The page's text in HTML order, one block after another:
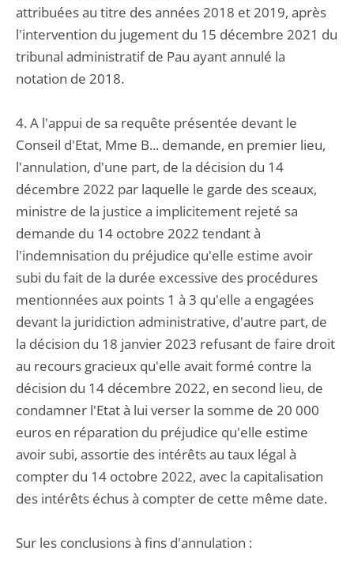
attribuées au titre des années 2018 et 2019, après
l'intervention du jugement du 15 décembre 2021 du
tribunal administratif de Pau ayant annulé la
notation de 2018.
4. A l'appui de sa requête présentée devant le
Conseil d'Etat, Mme B... demande, en premier lieu,
l'annulation, d'une part, de la décision du 14
décembre 2022 par laquelle le garde des sceaux,
ministre de la justice a implicitement rejeté sa
demande du 14 octobre 2022 tendant à
l'indemnisation du préjudice qu'elle estime avoir
subi du fait de la durée excessive des procédures
mentionnées aux points 1 à 3 qu'elle a engagées
devant la juridiction administrative, d'autre part, de
la décision du 18 janvier 2023 refusant de faire droit
au recours gracieux qu'elle avait formé contre la
décision du 14 décembre 2022, en second lieu, de
condamner l'Etat à lui verser la somme de 20 000
euros en réparation du préjudice qu'elle estime
avoir subi, assortie des intérêts au taux légal à
compter du 14 octobre 2022, avec la capitalisation
des intérêts échus à compter de cette même date.
Sur les conclusions à fins d'annulation :